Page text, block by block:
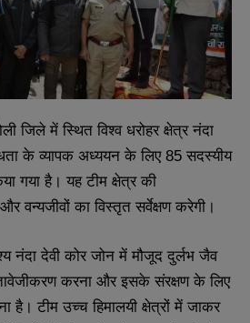
जिले में स्थित विश्व धरोहर क्षेत्र नंदा
के व्यापक अध्ययन के लिए 85 सदस्यीय
गया है। यह टीम क्षेत्र की
वन्यजीवों का विस्तृत सर्वेक्षण करेगी।
नंदा देवी कोर जोन में मौजूद दुर्लभ जैव
करना और इसके संरक्षण के लिए
है। टीम उच्च हिमालयी क्षेत्रों में जाकर